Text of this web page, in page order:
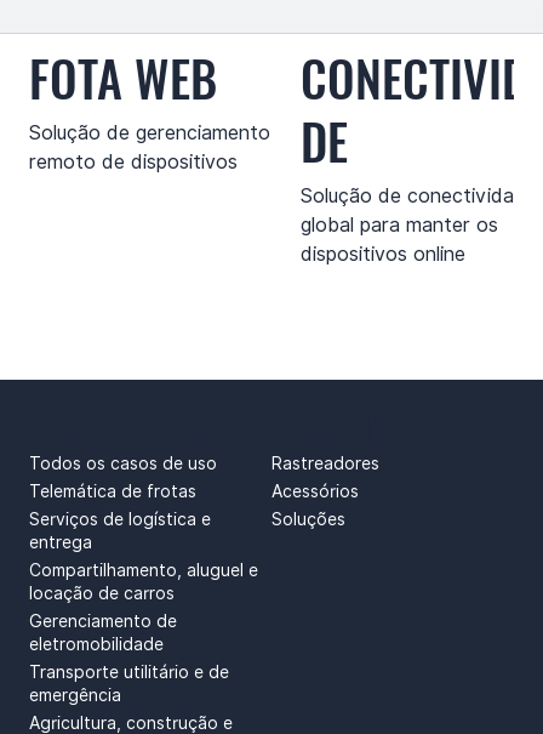
FOTA WEB
Solução de gerenciamento
remoto de dispositivos
DE
Solução de conectividade
global para manter os
dispositivos online
Todos os casos de uso
Telemática de frotas
Serviços de logística e
entrega
Compartilhamento, aluguel e
locação de carros
Gerenciamento de
eletromobilidade
Transporte utilitário e de
emergência
Agricultura, construção e
Rastreadores
Acessórios
Soluções